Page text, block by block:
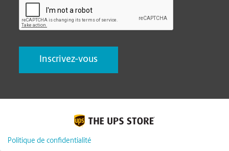
Politique de confidentialité